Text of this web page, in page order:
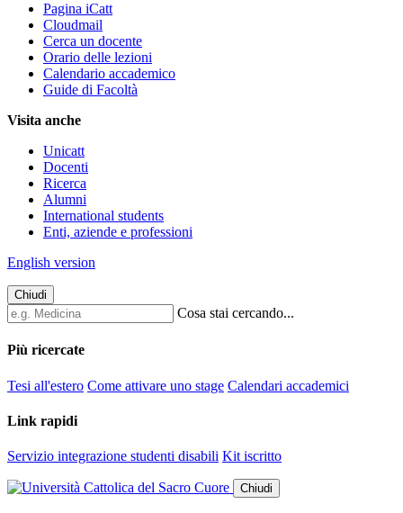
Pagina iCatt
Cloudmail
Cerca un docente
Orario delle lezioni
Calendario accademico
Guide di Facoltà
Visita anche
Unicatt
Docenti
Ricerca
Alumni
International students
Enti, aziende e professioni
English version
Chiudi
Cosa stai cercando...
Più ricercate
Tesi all'estero Come attivare uno stage Calendari accademici
Link rapidi
Servizio integrazione studenti disabili Kit iscritto
Chiudi